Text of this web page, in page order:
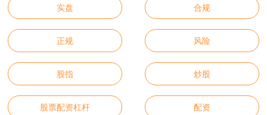
实盘 合规
正规 风险
股指 炒股
股票配资杠杆 配资